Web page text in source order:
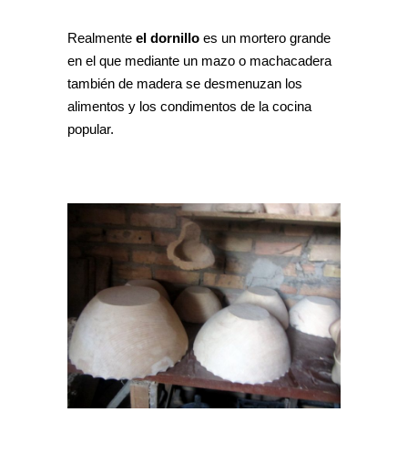
Realmente el dornillo es un mortero grande
en el que mediante un mazo o machacadera
también de madera se desmenuzan los
alimentos y los condimentos de la cocina
popular.